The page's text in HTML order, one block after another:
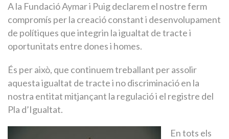
A la Fundació Aymar i Puig declarem el nostre ferm
compromís per la creació constant i desenvolupament
de polítiques que integrin la igualtat de tracte i
oportunitats entre dones i homes.
És per això, que continuem treballant per assolir
aquesta igualtat de tracte i no discriminació en la
nostra entitat mitjançant la regulació i el registre del
Pla d’Igualtat.
En tots els